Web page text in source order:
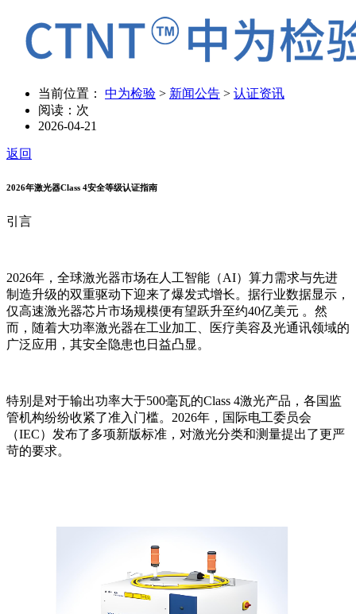
当前位置： 中为检验 > 新闻公告 > 认证资讯
阅读： 次
2026-04-21
返回
2026年激光器Class 4安全等级认证指南
引言
2026年，全球激光器市场在人工智能（AI）算力需求与先进
制造升级的双重驱动下迎来了爆发式增长。据行业数据显示，
仅高速激光器芯片市场规模便有望跃升至约40亿美元 。然
而，随着大功率激光器在工业加工、医疗美容及光通讯领域的
广泛应用，其安全隐患也日益凸显。
特别是对于输出功率大于500毫瓦的Class 4激光产品，各国监
管机构纷纷收紧了准入门槛。2026年，国际电工委员会
（IEC）发布了多项新版标准，对激光分类和测量提出了更严
苛的要求。